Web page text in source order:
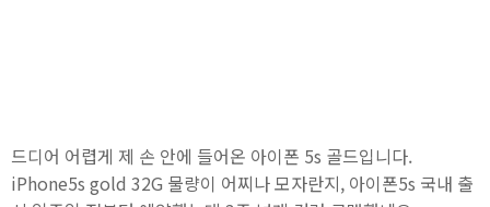
드디어 어렵게 제 손 안에 들어온 아이폰 5s 골드입니다.
iPhone5s gold 32G 물량이 어찌나 모자란지, 아이폰5s 국내 출